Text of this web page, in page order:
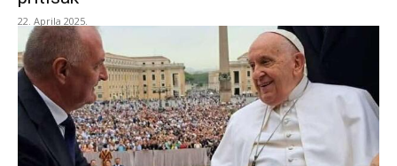
22. Aprila 2025.